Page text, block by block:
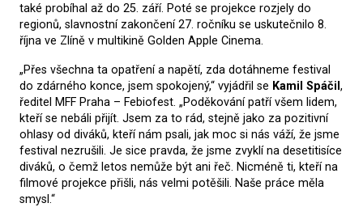
také probíhal až do 25. září. Poté se projekce rozjely do
regionů, slavnostní zakončení 27. ročníku se uskutečnilo 8.
října ve Zlíně v multikině Golden Apple Cinema.
„Přes všechna ta opatření a napětí, zda dotáhneme festival
do zdárného konce, jsem spokojený,“ vyjádřil se Kamil Spáčil ,
ředitel MFF Praha – Febiofest. „Poděkování patří všem lidem,
kteří se nebáli přijít. Jsem za to rád, stejně jako za pozitivní
ohlasy od diváků, kteří nám psali, jak moc si nás váží, že jsme
festival nezrušili. Je sice pravda, že jsme zvyklí na desetitisíce
diváků, o čemž letos nemůže být ani řeč. Nicméně ti, kteří na
filmové projekce přišli, nás velmi potěšili. Naše práce měla
smysl.“